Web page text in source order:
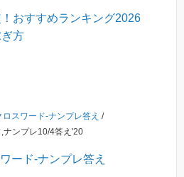
おすすめランキング2026
方
スワード-ナンプレ答え /
ナンプレ10/4答え'20
ード-ナンプレ答え